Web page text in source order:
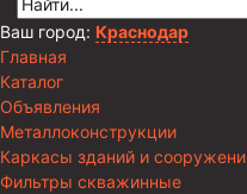
Ваш город: Краснодар
Главная
Каталог
Объявления
Металлоконструкции
Каркасы зданий и
Фильтры скважинные